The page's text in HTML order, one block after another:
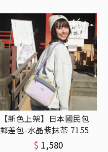
【新色上架】日本國民包
郵差包-水晶紫抹茶 7155
$ 1,580